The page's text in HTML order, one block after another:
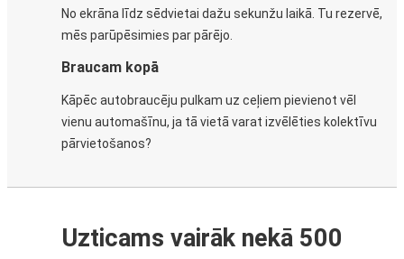
No ekrāna līdz sēdvietai dažu sekunžu laikā. Tu rezervē,
mēs parūpēsimies par pārējo.
Braucam kopā
Kāpēc autobraucēju pulkam uz ceļiem pievienot vēl
vienu automašīnu, ja tā vietā varat izvēlēties kolektīvu
pārvietošanos?
Uzticams vairāk nekā 500